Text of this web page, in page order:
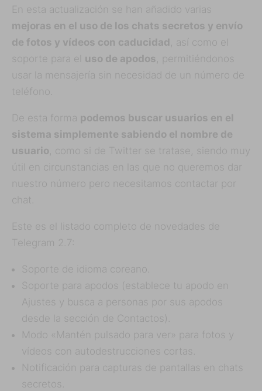
En esta actualización se han añadido varias
mejoras en el uso de los chats secretos y envío
de fotos y vídeos con caducidad , así como el
soporte para el uso de apodos , permitiéndonos
usar la mensajería sin necesidad de un número de
teléfono.
De esta forma podemos buscar usuarios en el
sistema simplemente sabiendo el nombre de
usuario, como si de Twitter se tratase, siendo muy
útil en circunstancias en las que no queremos dar
nuestro número pero necesitamos contactar por
chat.
Este es el listado completo de novedades de
Telegram 2.7:
Soporte de idioma coreano.
Soporte para apodos (establece tu apodo en
Ajustes y busca a personas por sus apodos
desde la sección de Contactos).
Modo «Mantén pulsado para ver» para fotos y
vídeos con autodestrucciones cortas.
Notificación para capturas de pantallas en chats
secretos.